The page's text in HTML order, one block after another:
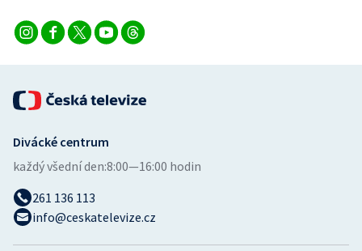
Volejbal
Ostatní
Divácké centrum
každý všední den:8:00—16:00 hodin
261 136 113
info@ceskatelevize.cz